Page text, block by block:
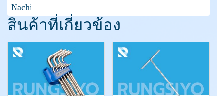
Nachi
สินค้าที่เกี่ยวข้อง